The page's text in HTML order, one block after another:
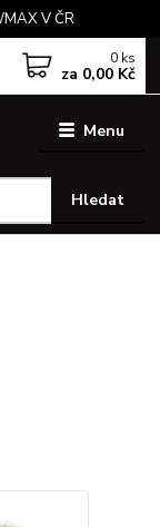
V ČR
Menu
Hledat
0 ks
za 0,00 Kč